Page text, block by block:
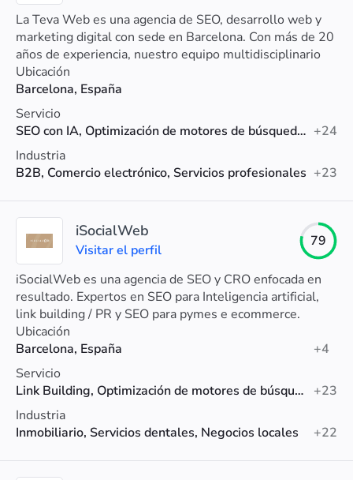
La Teva Web es una agencia de SEO, desarrollo web y
marketing digital con sede en Barcelona. Con más de 20
años de experiencia, nuestro equipo multidisciplinario
trabaja de la mano contigo para mejorar tu visibilidad
online, atraer más tráfico cualificado y, lo más
importante, aumentar tus conversiones.
Ubicación
Barcelona, España
Servicio
SEO con IA, Optimización de motores de búsqueda (SEO), Diseño web +24
Industria
B2B, Comercio electrónico, Servicios profesionales +23
iSocialWeb
Visitar el perfil
79
iSocialWeb es una agencia de SEO y CRO enfocada en
resultado. Expertos en SEO para Inteligencia artificial,
link building / PR y SEO para pymes e ecommerce.
Ubicación
Barcelona, España
+4
Servicio
Link Building, Optimización de motores de búsqueda (SEO), SEO para Shopify
+23
Industria
Inmobiliario, Servicios dentales, Negocios locales
+22